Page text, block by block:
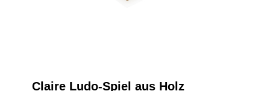
Claire Ludo-Spiel aus Holz